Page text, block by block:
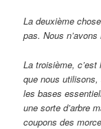
La deuxième
pas. Nous
La troisième, c’est
que nous
les bases
une sorte d’arbre
coupons des